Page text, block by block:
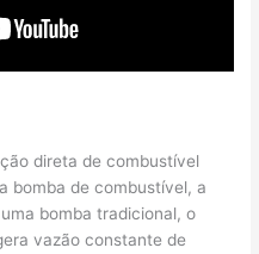
direta de combustível
bomba de combustível, a
bomba tradicional, o
vazão constante de